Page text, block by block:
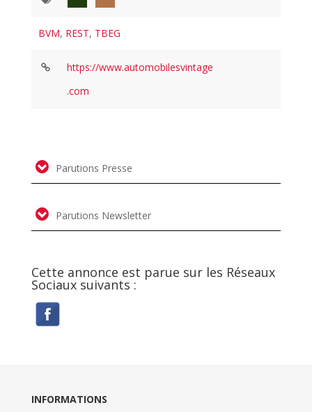
BVM, REST, TBEG
https://www.automobilesvintage
.com
Parutions Presse
Parutions Newsletter
Cette annonce est parue sur les Réseaux
Sociaux suivants :
INFORMATIONS